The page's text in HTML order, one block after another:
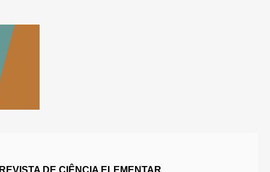
REVISTA DE CIÊNCIA ELEMENTAR